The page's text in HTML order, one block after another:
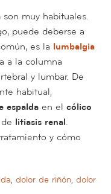
son muy habituales.
puede deberse a
es la lumbalgia
a la columna
y lumbar. De
habitual,
espalda en el cólico
litiasis renal.
y cómo
, dolor de riñón, dolor